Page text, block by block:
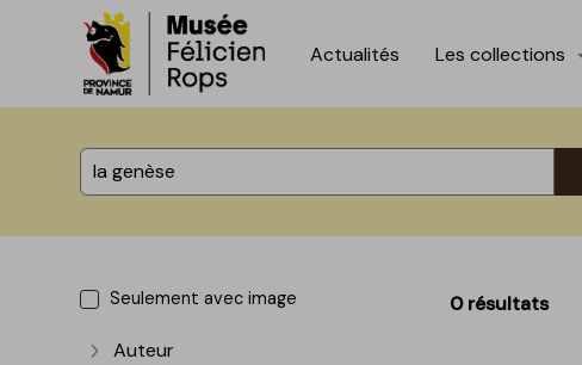
Accèder directement au contenu
Accèder directement au contenu
Actualités Les collections
Seulement avec image
Auteur
0 résultats